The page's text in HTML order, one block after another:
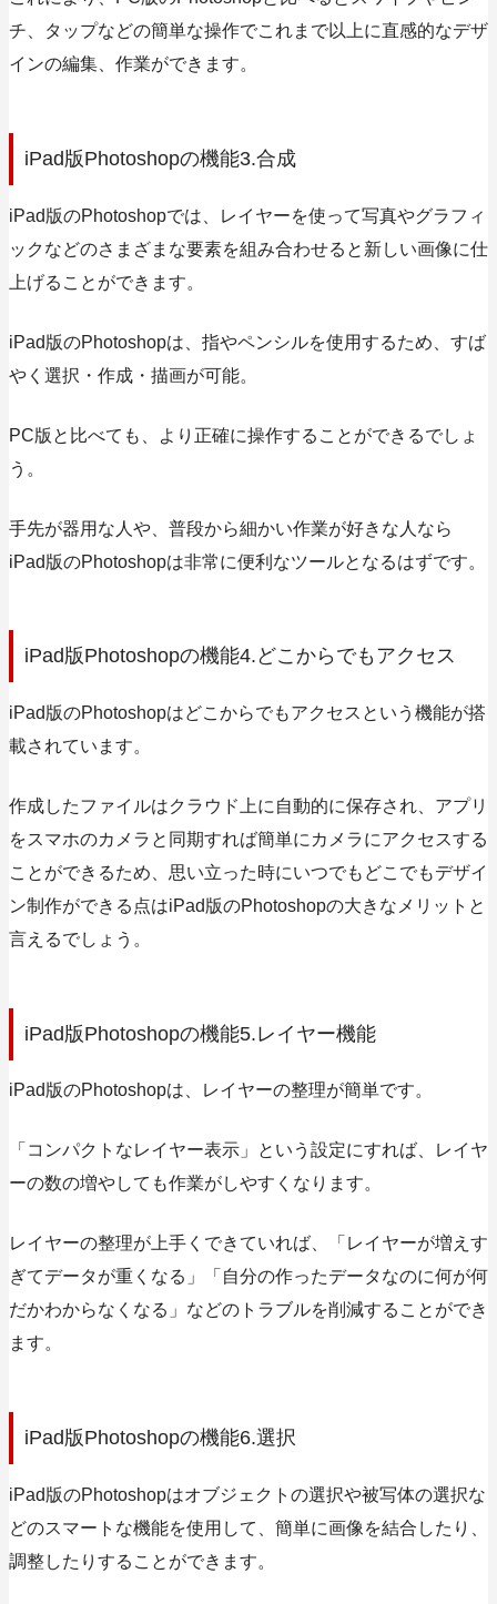
チ、タップなどの簡単な操作でこれまで以上に直感的なデザ
インの編集、作業ができます。
iPad版Photoshopの機能3.合成
iPad版のPhotoshopでは、レイヤーを使って写真やグラフィ
ックなどのさまざまな要素を組み合わせると新しい画像に仕
上げることができます。
iPad版のPhotoshopは、指やペンシルを使用するため、すば
やく選択・作成・描画が可能。
PC版と比べても、より正確に操作することができるでしょ
う。
手先が器用な人や、普段から細かい作業が好きな人なら
iPad版のPhotoshopは非常に便利なツールとなるはずです。
iPad版Photoshopの機能4.どこからでもアクセス
iPad版のPhotoshopはどこからでもアクセスという機能が搭
載されています。
作成したファイルはクラウド上に自動的に保存され、アプリ
をスマホのカメラと同期すれば簡単にカメラにアクセスする
ことができるため、思い立った時にいつでもどこでもデザイ
ン制作ができる点はiPad版のPhotoshopの大きなメリットと
言えるでしょう。
iPad版Photoshopの機能5.レイヤー機能
iPad版のPhotoshopは、レイヤーの整理が簡単です。
「コンパクトなレイヤー表示」という設定にすれば、レイヤ
ーの数の増やしても作業がしやすくなります。
レイヤーの整理が上手くできていれば、「レイヤーが増えす
ぎてデータが重くなる」「自分の作ったデータなのに何が何
だかわからなくなる」などのトラブルを削減することができ
ます。
iPad版Photoshopの機能6.選択
iPad版のPhotoshopはオブジェクトの選択や被写体の選択な
どのスマートな機能を使用して、簡単に画像を結合したり、
調整したりすることができます。